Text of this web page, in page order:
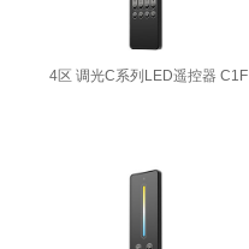
4区 调光C系列LED遥控器 C1F